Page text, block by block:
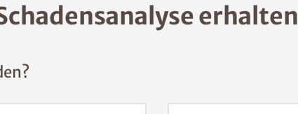
erhalten